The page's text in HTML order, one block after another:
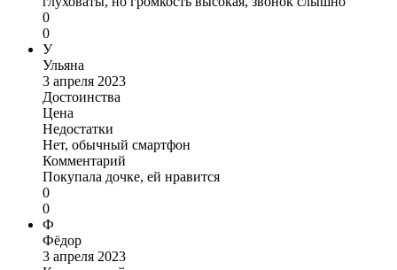
0
0
У
Ульяна
3 апреля 2023
Достоинства
Цена
Недостатки
Нет, обычный смартфон
Комментарий
Покупала дочке, ей нравится
0
0
Ф
Фёдор
3 апреля 2023